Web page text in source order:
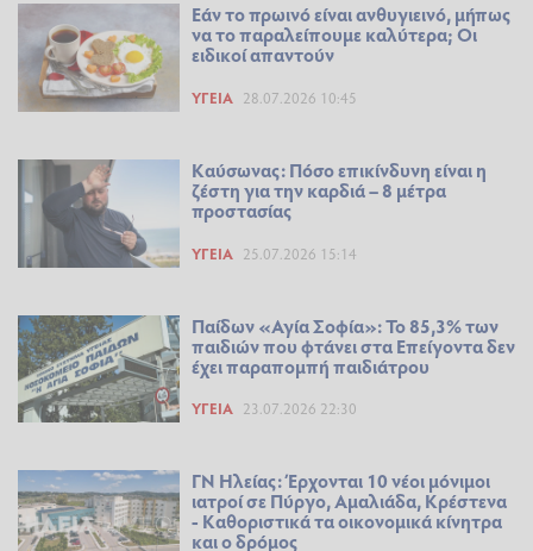
Εάν το πρωινό είναι ανθυγιεινό, μήπως
να το παραλείπουμε καλύτερα; Οι
ειδικοί απαντούν
ΥΓΕΊΑ 28.07.2026 10:45
Καύσωνας: Πόσο επικίνδυνη είναι η
ζέστη για την καρδιά – 8 μέτρα
προστασίας
ΥΓΕΊΑ 25.07.2026 15:14
Παίδων «Αγία Σοφία»: Το 85,3% των
παιδιών που φτάνει στα Επείγοντα δεν
έχει παραπομπή παιδιάτρου
ΥΓΕΊΑ 23.07.2026 22:30
ΓΝ Ηλείας: Έρχονται 10 νέοι μόνιμοι
ιατροί σε Πύργο, Αμαλιάδα, Κρέστενα
- Καθοριστικά τα οικονομικά κίνητρα
και ο δρόμος